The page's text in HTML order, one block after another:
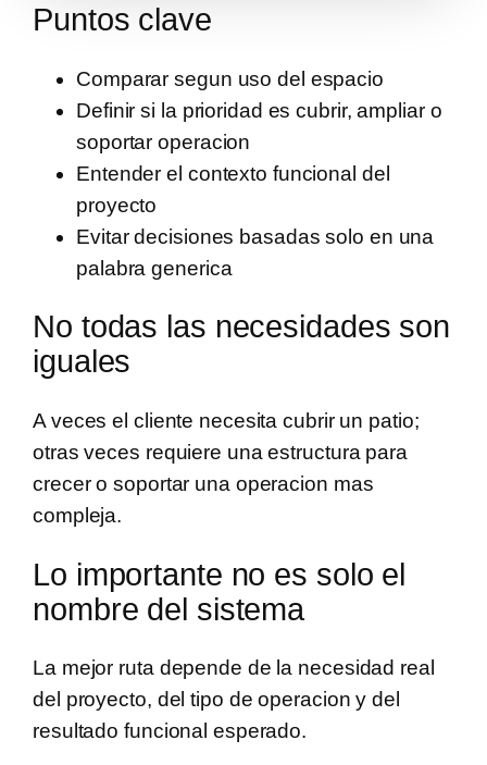
Puntos clave
Comparar segun uso del espacio
Definir si la prioridad es cubrir, ampliar o
soportar operacion
Entender el contexto funcional del
proyecto
Evitar decisiones basadas solo en una
palabra generica
No todas las necesidades son
iguales
A veces el cliente necesita cubrir un patio;
otras veces requiere una estructura para
crecer o soportar una operacion mas
compleja.
Lo importante no es solo el
nombre del sistema
La mejor ruta depende de la necesidad real
del proyecto, del tipo de operacion y del
resultado funcional esperado.